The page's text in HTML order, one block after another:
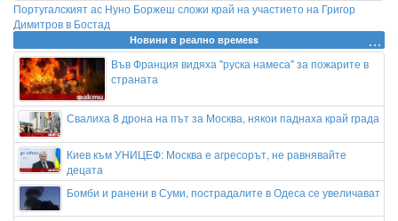
Португалският ас Нуно Боржеш сложи край на участието на Григор
Димитров в Бостад
Новини в реално времеss
Във Франция видяха "руска намеса" за пожарите в
страната
Свалиха 8 дрона на път за Москва, някои паднаха край града
Киев към УНИЦЕФ: Москва е агресорът, не равнявайте
децата
Бомби и ранени в Суми, пострадалите в Одеса се увеличават